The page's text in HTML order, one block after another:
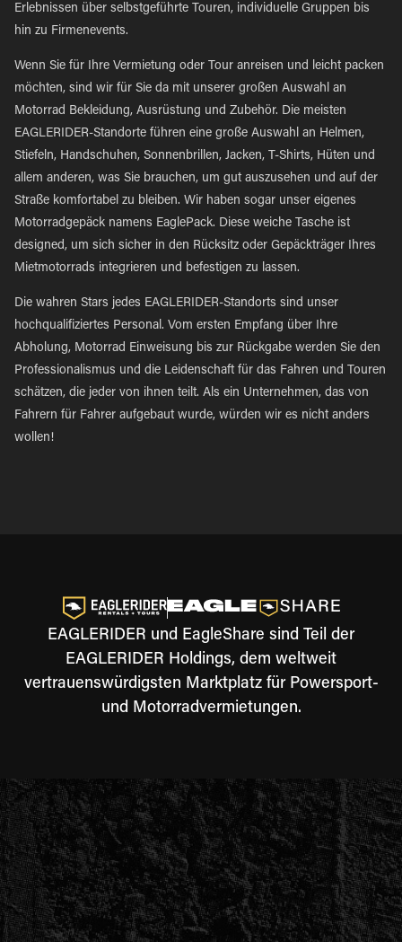
Erlebnissen über selbstgeführte Touren, individuelle Gruppen bis
hin zu Firmenevents.
Wenn Sie für Ihre Vermietung oder Tour anreisen und leicht packen
möchten, sind wir für Sie da mit unserer großen Auswahl an
Motorrad Bekleidung, Ausrüstung und Zubehör. Die meisten
EAGLERIDER-Standorte führen eine große Auswahl an Helmen,
Stiefeln, Handschuhen, Sonnenbrillen, Jacken, T-Shirts, Hüten und
allem anderen, was Sie brauchen, um gut auszusehen und auf der
Straße komfortabel zu bleiben. Wir haben sogar unser eigenes
Motorradgepäck namens EaglePack. Diese weiche Tasche ist
designed, um sich sicher in den Rücksitz oder Gepäckträger Ihres
Mietmotorrads integrieren und befestigen zu lassen.
Die wahren Stars jedes EAGLERIDER-Standorts sind unser
hochqualifiziertes Personal. Vom ersten Empfang über Ihre
Abholung, Motorrad Einweisung bis zur Rückgabe werden Sie den
Professionalismus und die Leidenschaft für das Fahren und Touren
schätzen, die jeder von ihnen teilt. Als ein Unternehmen, das von
Fahrern für Fahrer aufgebaut wurde, würden wir es nicht anders
wollen!
EAGLERIDER und EagleShare sind Teil der
EAGLERIDER Holdings, dem weltweit
vertrauenswürdigsten Marktplatz für Powersport-
und Motorradvermietungen.